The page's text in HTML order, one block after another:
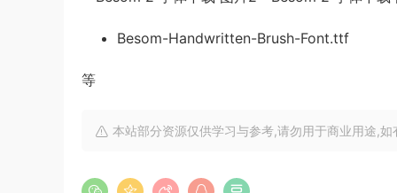
Besom-Handwritten-Brush-Font.ttf
等
本站部分资源仅供学习与参考,请勿用于商业用途,